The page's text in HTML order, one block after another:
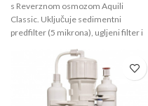
s Reverznom osmozom Aquili
Classic. Uključuje sedimentni
predfilter (5 mikrona), ugljeni filter i
uklanjanje soli, pesticida i bakterija.
Idealno za čistu vodu!
Savršeno za akvarijume – Reverzna
osmoza Aquili Classicuklanja 98-99%